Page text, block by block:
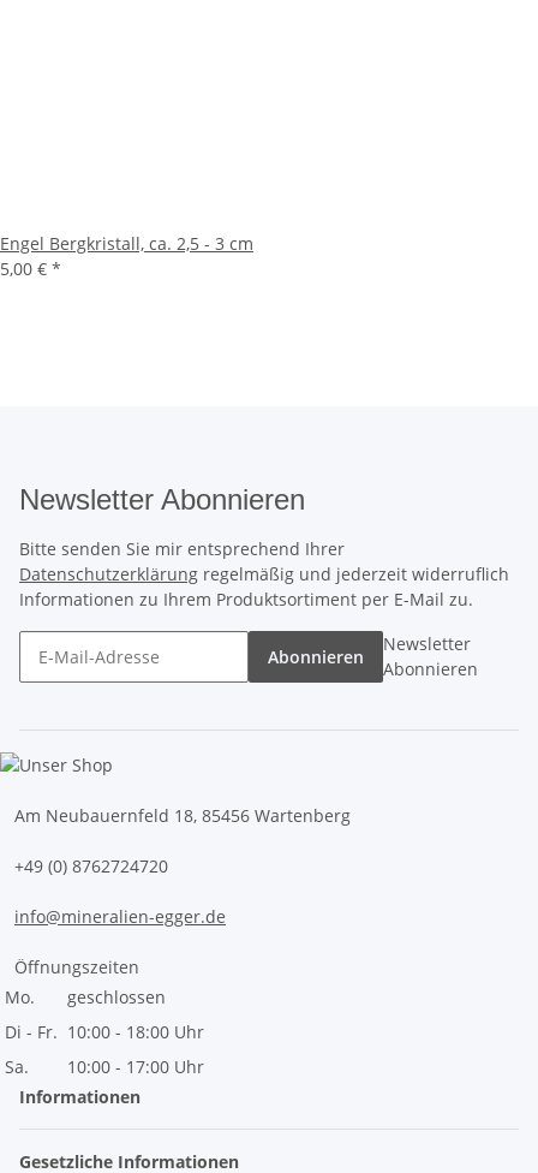
Engel Bergkristall, ca. 2,5 - 3 cm
5,00 € *
Newsletter Abonnieren
Bitte senden Sie mir entsprechend Ihrer
Datenschutzerklärung regelmäßig und jederzeit widerruflich
Informationen zu Ihrem Produktsortiment per E-Mail zu.
Abonnieren
Newsletter
Abonnieren
Am Neubauernfeld 18, 85456 Wartenberg
+49 (0) 8762724720
info@mineralien-egger.de
Öffnungszeiten
Mo.
geschlossen
Di - Fr. 10:00 - 18:00 Uhr
Sa.
10:00 - 17:00 Uhr
Informationen
Gesetzliche Informationen